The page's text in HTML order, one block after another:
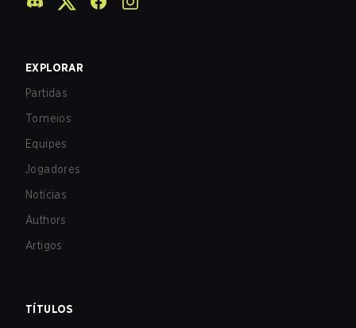
EXPLORAR
Partidas
Torneios
Equipes
Jogadores
Notícias
Authors
Artigos
TÍTULOS